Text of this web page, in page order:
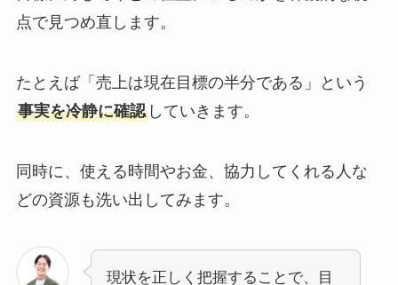
点で見つめ直します。
たとえば「売上は現在目標の半分である」という
事実を冷静に確認していきます。
同時に、使える時間やお金、協力してくれる人な
どの資源も洗い出してみます。
現状を正しく把握することで、目